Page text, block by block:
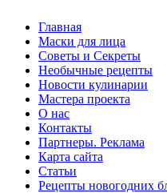
Главная
Маски для лица
Советы и Секреты
Необычные рецепты
Новости кулинарии
Мастера проекта
О нас
Контакты
Партнеры. Реклама
Карта сайта
Статьи
Рецепты новогодних